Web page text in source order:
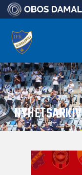
NYHETSARKIV